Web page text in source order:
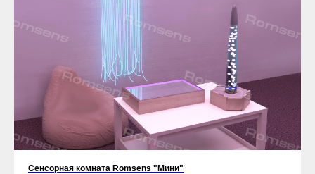
Сенсорная комната Romsens "Мини"